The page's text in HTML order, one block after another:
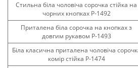
Стильна біла чоловіча сорочка стійка на
чорних кнопках Р-1492
Приталена біла сорочка на кнопках з
довгим рукавом Р-1493
Біла класична приталена чоловіча
комір стійка Р-1474